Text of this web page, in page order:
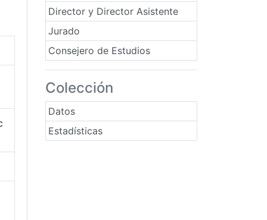
Director y Director Asistente
Jurado
Consejero de Estudios
Colección
Datos
Estadísticas